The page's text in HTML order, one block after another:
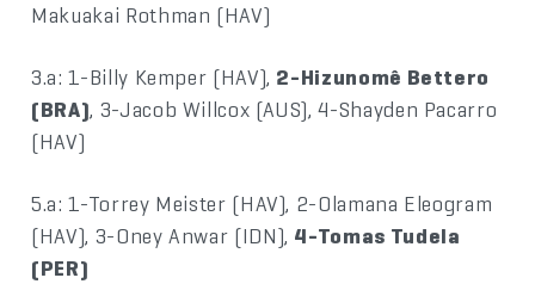
Makuakai Rothman (HAV)
3.a: 1-Billy Kemper (HAV), 2-Hizunomê Bettero
(BRA), 3-Jacob Willcox (AUS), 4-Shayden Pacarro
(HAV)
5.a: 1-Torrey Meister (HAV), 2-Olamana Eleogram
(HAV), 3-Oney Anwar (IDN), 4-Tomas Tudela
(PER)